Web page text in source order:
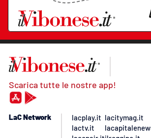
Scarica tutte le nostre app!
LaC Network
lacplay.it
lactv.it
lacitymag.it